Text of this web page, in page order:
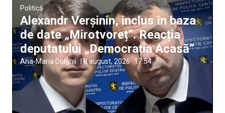
Politică
Alexandr Verșinin, inclus în baza
de date „Mirotvoreț”. Reacția
deputatului „Democrația Acasă”
Ana-Maria Dolghii |8 august, 2026 17:54